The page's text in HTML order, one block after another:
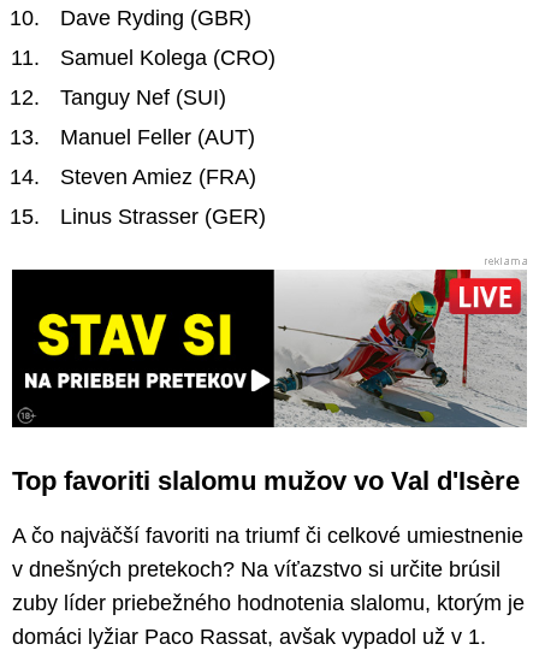
Dave Ryding (GBR)
Samuel Kolega (CRO)
Tanguy Nef (SUI)
Manuel Feller (AUT)
Steven Amiez (FRA)
Linus Strasser (GER)
Top favoriti slalomu mužov vo Val d'Isère
A čo najväčší favoriti na triumf či celkové umiestnenie
v dnešných pretekoch? Na víťazstvo si určite brúsil
zuby líder priebežného hodnotenia slalomu, ktorým je
domáci lyžiar Paco Rassat, avšak vypadol už v 1.